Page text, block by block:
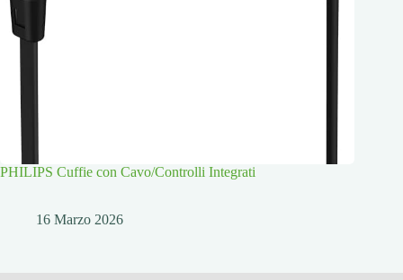
PHILIPS Cuffie con Cavo/Controlli Integrati
16 Marzo 2026